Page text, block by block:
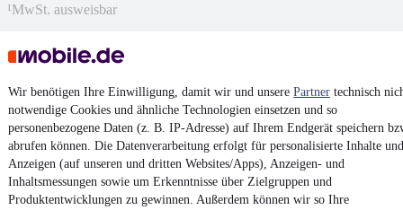
Wir benötigen Ihre Einwilligung, damit wir und unsere Partner technisch
notwendige Cookies und ähnliche Technologien einsetzen und so
personenbezogene Daten (z. B. IP-Adresse) auf Ihrem Endgerät speichern
abrufen können. Die Datenverarbeitung erfolgt für personalisierte Inhalte und
Anzeigen (auf unseren und dritten Websites/Apps), Anzeigen- und
Inhaltsmessungen sowie um Erkenntnisse über Zielgruppen und
Produktentwicklungen zu gewinnen. Außerdem können wir so Ihre
¹MwSt. ausweisbar
4.6 Sterne
Nutze mobile.de schnell und einfach
App installieren
Impressum